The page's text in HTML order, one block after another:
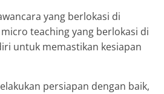
yang berlokasi di
teaching yang berlokasi di
untuk memastikan kesiapan
persiapan dengan baik,